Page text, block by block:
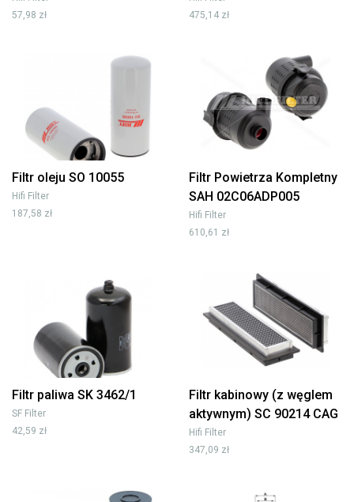
57,98 zł
475,14 zł
Filtr oleju SO 10055
Hifi Filter
187,58 zł
Filtr Powietrza Kompletny
SAH 02C06ADP005
Hifi Filter
610,61 zł
Filtr paliwa SK 3462/1
SF Filter
42,59 zł
Filtr kabinowy (z węglem
aktywnym) SC 90214 CAG
Hifi Filter
347,09 zł